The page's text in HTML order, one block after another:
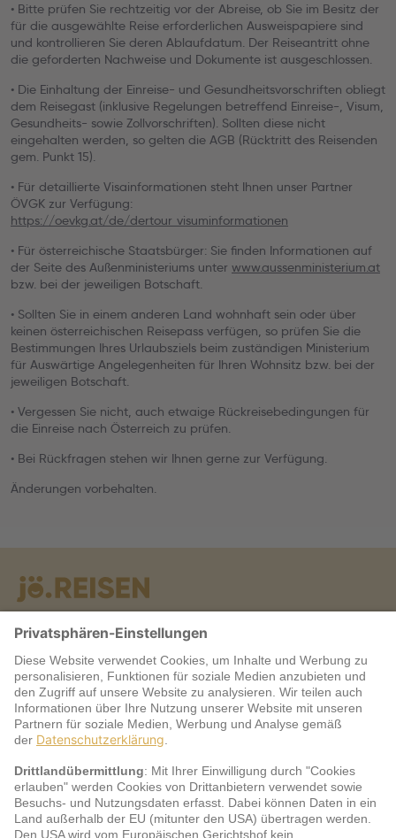
• Bitte prüfen Sie rechtzeitig vor der Abreise, ob Sie im Besitz der
für die ausgewählte Reise erforderlichen Ausweispapiere sind
und kontrollieren Sie deren Ablaufdatum. Der Reiseantritt ohne
die geforderten Nachweise und Dokumente ist ausgeschlossen.
• Die Einhaltung der Einreise- und Gesundheitsvorschriften obliegt
dem Reisegast (inklusive Regelungen betreffend Einreise-, Visum,
Gesundheits- sowie Zollvorschriften). Sollten diese nicht
eingehalten werden, so gelten die AGB (Rücktritt des Reisenden
gem. Punkt 15).
• Für detaillierte Visainformationen steht Ihnen unser Partner
ÖVGK zur Verfügung:
https://oevkg.at/de/dertour_visuminformationen
• Für österreichische Staatsbürger: Sie finden Informationen auf
der Seite des Außenministeriums unter www.aussenministerium.at
bzw. bei der jeweiligen Botschaft.
• Sollten Sie in einem anderen Land wohnhaft sein oder über
keinen österreichischen Reisepass verfügen, so prüfen Sie die
Bestimmungen Ihres Urlaubsziels beim zuständigen Ministerium
für Auswärtige Angelegenheiten für Ihren Wohnsitz bzw. bei der
jeweiligen Botschaft.
• Vergessen Sie nicht, auch etwaige Rückreisebedingungen für
die Einreise nach Österreich zu prüfen.
• Bei Rückfragen stehen wir Ihnen gerne zur Verfügung.
Änderungen vorbehalten.
Warum jö?
Service
jö Bonus Club Partner